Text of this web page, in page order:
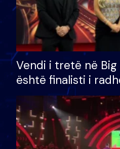
Vendi i tretë në
është finalisti i